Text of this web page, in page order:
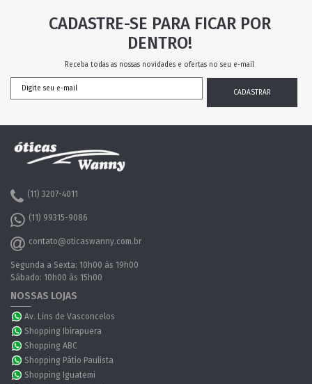
CADASTRE-SE PARA FICAR POR
DENTRO!
Receba todas as nossas novidades e ofertas no seu e-mail
(11) 3207-4011
(11) 99315-9086
contato@oticaswanny.com.br
Segunda a Sexta: 10h00 às 19h00
Sábado: 10h00 às 15h00
NOSSAS LOJAS
Av. Lins de Vasconcelos
Shopping Ibirapuera
Shopping ABC
Shopping Pátio Paulista
Shopping Iguatemi